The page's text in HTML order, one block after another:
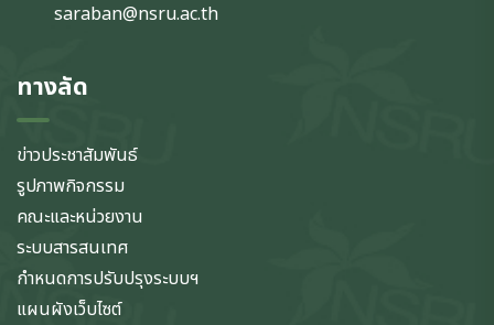
saraban@nsru.ac.th
ทางลัด
ข่าวประชาสัมพันธ์
รูปภาพกิจกรรม
คณะและหน่วยงาน
ระบบสารสนเทศ
กำหนดการปรับปรุงระบบฯ
แผนผังเว็บไซต์